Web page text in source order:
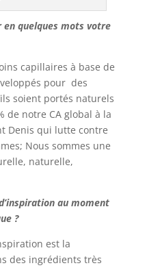
en quelques mots votre
capillaires à base de
pour des
soient portés naturels
de notre CA global à la
Denis qui lutte contre
Nous sommes une
naturelle,
au moment
?
est la
des ingrédients très